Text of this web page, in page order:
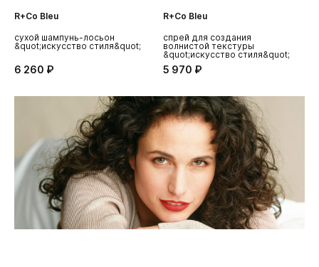
R+Co Bleu
сухой шампунь-лосьон
&quot;искусство стиля&quot;
6 260 ₽
R+Co Bleu
спрей для создания
волнистой текстуры
&quot;искусство стиля&quot;
5 970 ₽